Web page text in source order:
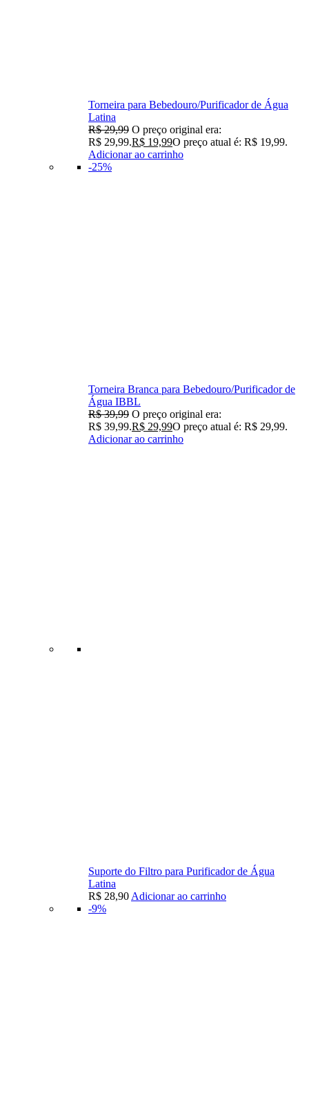
Torneira para Bebedouro/Purificador de Água
Latina
R$29,99 O preço original era:
R$ 29,99.R$ 19,99O preço atual é: R$ 19,99.
Adicionar ao carrinho
-25%
Torneira Branca para Bebedouro/Purificador de
Água IBBL
R$39,99 O preço original era:
R$ 39,99.R$ 29,99O preço atual é: R$ 29,99.
Adicionar ao carrinho
Suporte do Filtro para Purificador de Água
Latina
R$ 28,90 Adicionar ao carrinho
-9%